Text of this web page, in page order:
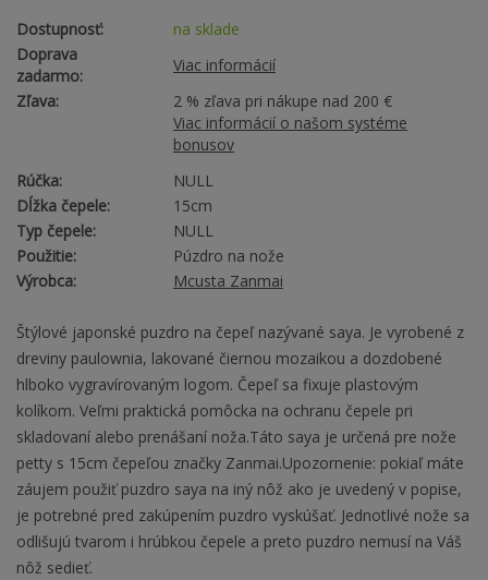
Dostupnosť:
na sklade
Doprava
zadarmo:
Viac informácií
Zľava:
2 % zľava pri nákupe nad 200 €
Viac informácií o našom systéme
bonusov
Rúčka:
NULL
Dĺžka čepele:
15cm
Typ čepele:
NULL
Použitie:
Púzdro na nože
Výrobca:
Mcusta Zanmai
Štýlové japonské puzdro na čepeľ nazývané saya. Je vyrobené z
dreviny paulownia, lakované čiernou mozaikou a dozdobené
hlboko vygravírovaným logom. Čepeľ sa fixuje plastovým
kolíkom. Veľmi praktická pomôcka na ochranu čepele pri
skladovaní alebo prenášaní noža.Táto saya je určená pre nože
petty s 15cm čepeľou značky Zanmai.Upozornenie: pokiaľ máte
záujem použiť puzdro saya na iný nôž ako je uvedený v popise,
je potrebné pred zakúpením puzdro vyskúšať. Jednotlivé nože sa
odlišujú tvarom i hrúbkou čepele a preto puzdro nemusí na Váš
nôž sedieť.